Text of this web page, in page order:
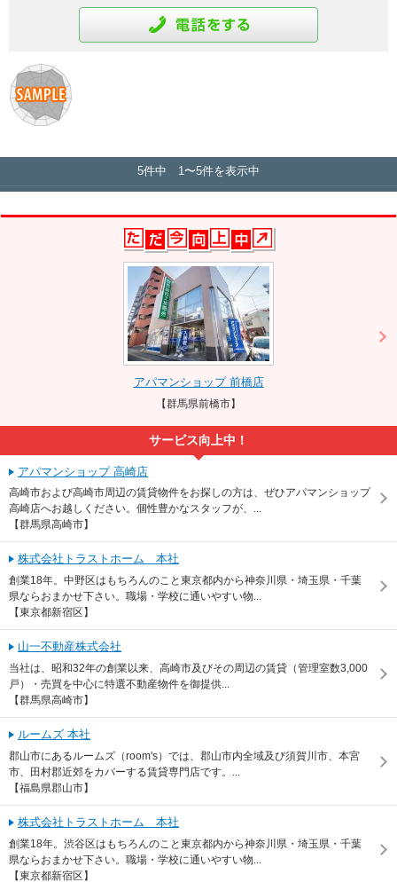
5件中 1〜5件を表示中
アパマンショップ 前橋店
【群馬県前橋市】
サービス向上中！
アパマンショップ 高崎店
高崎市および高崎市周辺の賃貸物件をお探しの方は、ぜひアパマンショップ
高崎店へお越しください。個性豊かなスタッフが、...
【群馬県高崎市】
株式会社トラストホーム 本社
創業18年。中野区はもちろんのこと東京都内から神奈川県・埼玉県・千葉
県ならおまかせ下さい。職場・学校に通いやすい物...
【東京都新宿区】
山一不動産株式会社
当社は、昭和32年の創業以来、高崎市及びその周辺の賃貸（管理室数3,000
戸）・売買を中心に特選不動産物件を御提供...
【群馬県高崎市】
ルームズ 本社
郡山市にあるルームズ（room's）では、郡山市内全域及び須賀川市、本宮
市、田村郡近郊をカバーする賃貸専門店です。...
【福島県郡山市】
株式会社トラストホーム 本社
創業18年。渋谷区はもちろんのこと東京都内から神奈川県・埼玉県・千葉
県ならおまかせ下さい。職場・学校に通いやすい物...
【東京都新宿区】